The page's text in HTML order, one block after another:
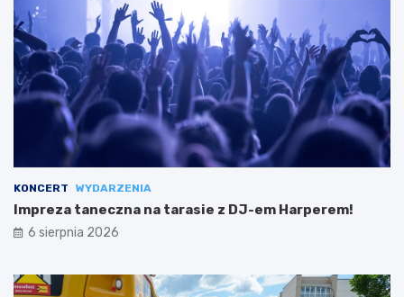
KONCERT WYDARZENIA
Impreza taneczna na tarasie z DJ-em Harperem!
6 sierpnia 2026